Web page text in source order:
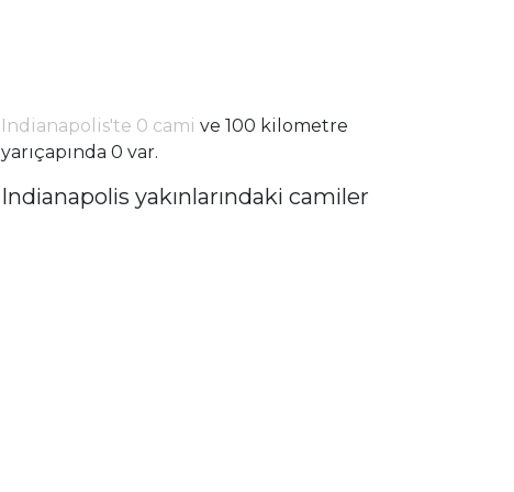
Indianapolis'te 0 cami ve 100 kilometre
yarıçapında 0 var.
Indianapolis yakınlarındaki camiler